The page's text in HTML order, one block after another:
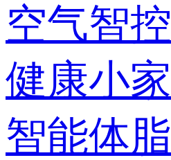
空气智
健康小
智能体